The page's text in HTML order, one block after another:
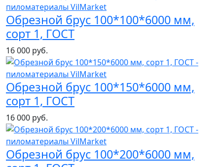
Обрезной брус 100*100*6000 мм,
сорт 1, ГОСТ
16 000 руб.
Обрезной брус 100*150*6000 мм,
сорт 1, ГОСТ
16 000 руб.
Обрезной брус 100*200*6000 мм,